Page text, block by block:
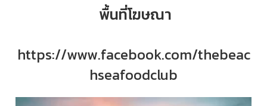
พื้นที่โฆษณา
https://www.facebook.com/thebeac
hseafoodclub